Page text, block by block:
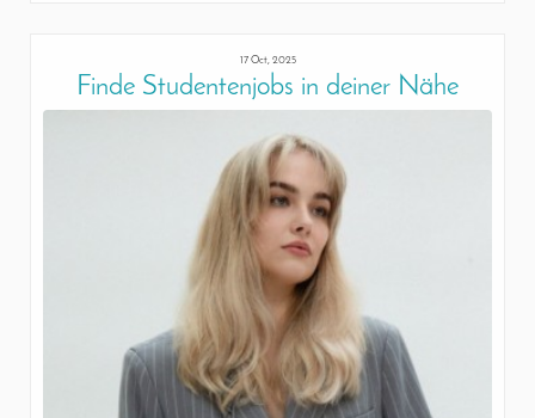
17 Oct, 2025
Finde Studentenjobs in deiner Nähe